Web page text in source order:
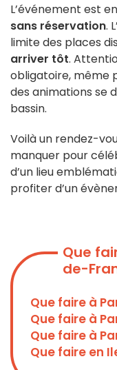
L’événement est
sans réservation.
limite des places
arriver tôt.
obligatoire, même
des animations se
bassin.
Voilà un rendez-
manquer pour
d’un lieu
profiter d’un
Que
de-
Que faire à
Que faire à
Que faire à
Que faire en